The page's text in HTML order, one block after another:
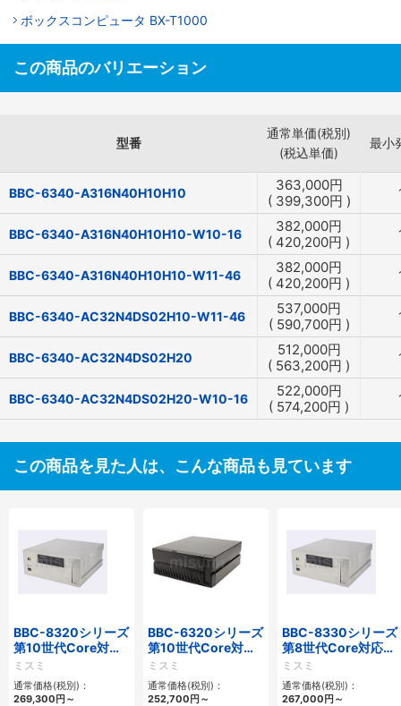
ボックスコンピュータ BX-T1000
この商品のバリエーション
型番
通常単価(税別)
(税込単価)
最小
BBC-6340-A316N40H10H10 363,000円
( 399,300円 )
BBC-6340-A316N40H10H10-W10-16 382,000円
( 420,200円 )
BBC-6340-A316N40H10H10-W11-46 382,000円
( 420,200円 )
BBC-6340-AC32N4DS02H10-W11-46 537,000円
( 590,700円 )
BBC-6340-AC32N4DS02H20 512,000円
( 563,200円 )
BBC-6340-AC32N4DS02H20-W10-16 522,000円
( 574,200円 )
この商品を見た人は、こんな商品も見ています
BBC-8320シリーズ
第10世代Core対応
小型フロアマウント
FAPC 2PCI・2PCIe
ミスミ
通常価格(税別)：
269,300円～
BBC-6320シリーズ
第10世代Core対応
小型フロアマウント
FAPC 2PCI・2PCIe
ミスミ
通常価格(税別)：
252,700円～
BBC-8330シリーズ
第8世代Core対応小
型フロアマウント
FAPC 2PCI・2PCIe
ミスミ
通常価格(税別)：
267,000円～